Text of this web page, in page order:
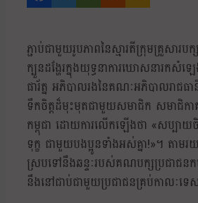
ភ្ជាប់ជាមួយរូបភាពនៃស្មារតីក្រុមគ្រួសារបក្
ក្បួនដង្ហែរក្នុងយុទ្ធនាការឃោសនារកសំ
ផារ័ត្ន អភិបាលរងនៃគណៈអភិបាលរាជធា
ទឹកចិត្តដ៏មុះមុតជាមួយសមាជិក សមាជិក
កម្ពុជា ដោយការលើកឡើងថា «សប្បាយ
ទុក្ខ ជាមួយបងប្អូនទាំងអស់គ្នា!»។ តាមរ
ស្របទៅនឹងឆន្ទៈរបស់គណបក្សប្រជាជនក
នឹងនៅជាប់ជាមួយប្រជាជនគ្រប់កាលៈទ